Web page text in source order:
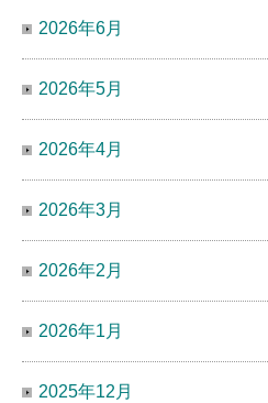
2026年6月
2026年5月
2026年4月
2026年3月
2026年2月
2026年1月
2025年12月